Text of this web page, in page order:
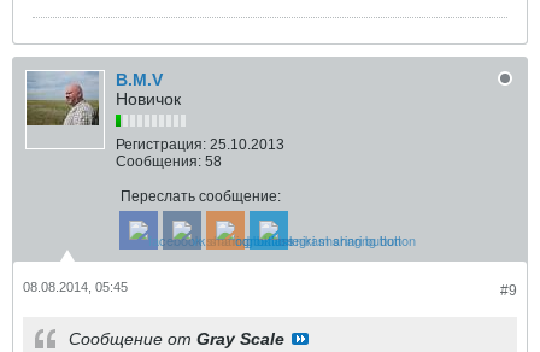
B.M.V
Новичок
Регистрация: 25.10.2013
Сообщения: 58
Переслать сообщение:
#9
08.08.2014, 05:45
Сообщение от Gray Scale